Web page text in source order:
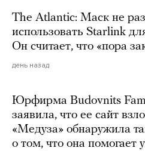
The Atlantic: Маск не
использовать Starlink
Он считает, что «пора
день назад
Юрфирма Budovnits
заявила, что ее сайт
«Медуза» обнаружила
о том, что она помогает